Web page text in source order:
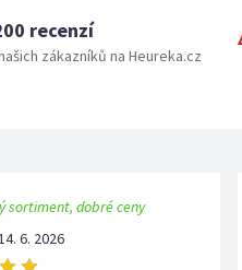
recenzí
zákazníků na Heureka.cz
sortiment, dobré ceny
6. 2026